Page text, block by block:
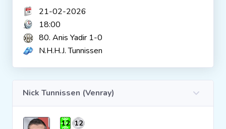
Voetbalpiramide
Clubs
21-02-2026
18:00
80. Anis Yadir 1-0
N.H.H.J. Tunnissen
Nick Tunnissen (Venray)
12 12